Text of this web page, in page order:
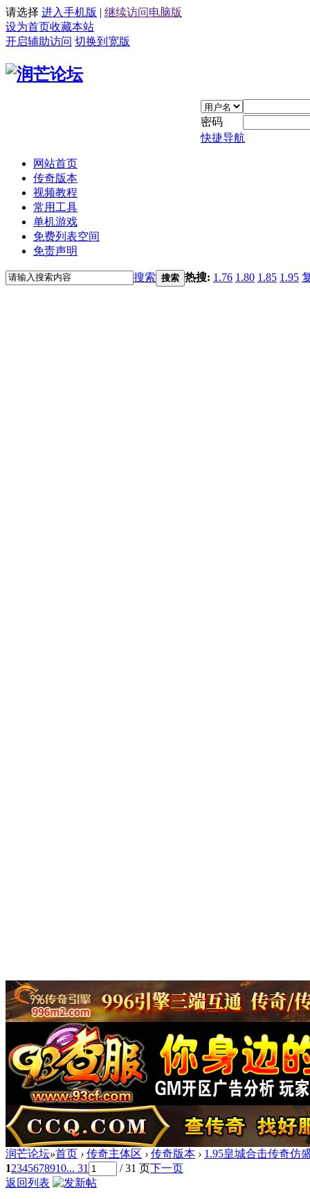
请选择 进入手机版 | 继续访问电脑版
设为首页收藏本站
开启辅助访问 切换到宽版
密码
快捷导航
网站首页
传奇版本
视频教程
常用工具
单机游戏
免费列表空间
免责声明
搜索 搜索 热搜: 1.76 1.80 1.85 1.95
润芒论坛»首页 › 传奇主体区 › 传奇版本 › 1.95皇城合击传奇仿
12345678910... 31 / 31 页下一页
返回列表